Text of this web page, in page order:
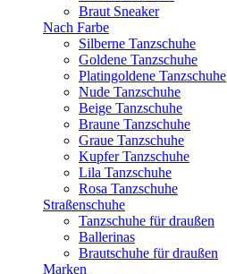
Braut Sneaker
Nach Farbe
Silberne Tanzschuhe
Goldene Tanzschuhe
Platingoldene Tanzschuhe
Nude Tanzschuhe
Beige Tanzschuhe
Braune Tanzschuhe
Graue Tanzschuhe
Kupfer Tanzschuhe
Lila Tanzschuhe
Rosa Tanzschuhe
Straßenschuhe
Tanzschuhe für draußen
Ballerinas
Brautschuhe für draußen
Marken